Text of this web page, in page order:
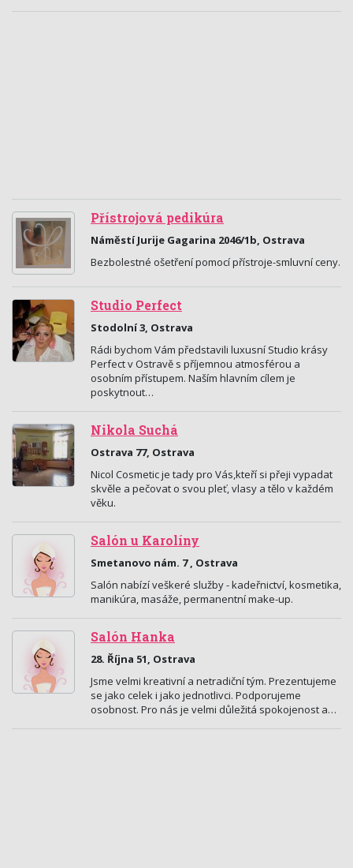
Přístrojová pedikúra
Náměstí Jurije Gagarina 2046/1b, Ostrava
Bezbolestné ošetření pomocí přístroje-smluvní ceny.
Studio Perfect
Stodolní 3, Ostrava
Rádi bychom Vám představili luxusní Studio krásy
Perfect v Ostravě s příjemnou atmosférou a
osobním přístupem. Naším hlavním cílem je
poskytnout…
Nikola Suchá
Ostrava 77, Ostrava
Nicol Cosmetic je tady pro Vás,kteří si přeji vypadat
skvěle a pečovat o svou pleť, vlasy a tělo v každém
věku.
Salón u Karolíny
Smetanovo nám. 7 , Ostrava
Salón nabízí veškeré služby - kadeřnictví, kosmetika,
manikúra, masáže, permanentní make-up.
Salón Hanka
28. Října 51, Ostrava
Jsme velmi kreativní a netradiční tým. Prezentujeme
se jako celek i jako jednotlivci. Podporujeme
osobnost. Pro nás je velmi důležitá spokojenost a…